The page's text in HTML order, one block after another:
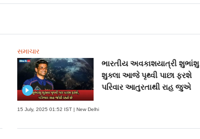
સમાચાર
ભારતીય અવકાશયાત્રી શુભાંશુ
શુક્લા આજે પૃથ્વી પાછા ફરશે
પરિવાર આતુરતાથી રાહ જુએ
15 July, 2025 01:52 IST | New Delhi